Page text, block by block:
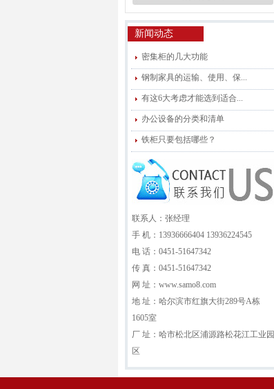
新闻动态
密集柜的几大功能
钢制家具的运输、使用、保...
有这6大考虑才能选到适合...
办公设备的分类和清单
铁柜只要包括哪些？
联系人：张经理
手 机：13936666404 13936224545
电 话：0451-51647342
传 真：0451-51647342
网 址：www.samo8.com
地 址：哈尔滨市红旗大街289号A栋
1605室
厂 址：哈市松北区浦源路松花江工业园
区